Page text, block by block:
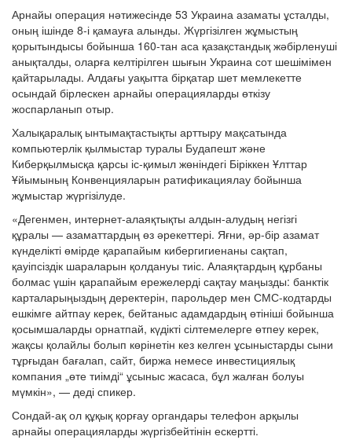
Арнайы операция нәтижесінде 53 Украина азаматы ұсталды,
оның ішінде 8-і қамауға алынды. Жүргізілген жұмыстың
қорытындысы бойынша 160-тан аса қазақстандық жәбірленуші
анықталды, оларға келтірілген шығын Украина сот шешімімен
қайтарылады. Алдағы уақытта бірқатар шет мемлекетте
осындай бірлескен арнайы операцияларды өткізу
жоспарланып отыр.
Халықаралық ынтымақтастықты арттыру мақсатында
компьютерлік қылмыстар туралы Будапешт және
Киберқылмысқа қарсы іс-қимыл жөніндегі Біріккен Ұлттар
Ұйымының Конвенцияларын ратификациялау бойынша
жұмыстар жүргізілуде.
«Дегенмен, интернет-алаяқтықты алдын-алудың негізгі
құралы — азаматтардың өз әрекеттері. Яғни, әр-бір азамат
күнделікті өмірде қарапайым кибергигиенаны сақтап,
қауіпсіздік шараларын қолдануы тиіс. Алаяқтардың құрбаны
болмас үшін қарапайым ережелерді сақтау маңызды: банктік
карталарыңыздың деректерін, парольдер мен СМС-кодтарды
ешкімге айтпау керек, бейтаныс адамдардың өтініші бойынша
қосымшаларды орнатпай, күдікті сілтемелерге өтпеу керек,
жақсы қолайлы болып көрінетін кез келген ұсыныстарды сыни
тұрғыдан бағалап, сайт, биржа немесе инвестициялық
компания „өте тиімді“ ұсыныс жасаса, бұл жалған болуы
мүмкін», — деді спикер.
Сондай-ақ ол құқық қорғау органдары телефон арқылы
арнайы операцияларды жүргізбейтінін ескертті.